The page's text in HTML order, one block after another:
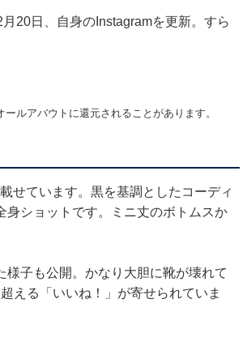
20日、自身のInstagramを更新。すら
ルアバウトに還元されることがあります。
せています。黒を基調としたコーディ
ショットです。ミニ丈のボトムスか
子も公開。かなり大胆に靴が壊れて
える「いいね！」が寄せられていま